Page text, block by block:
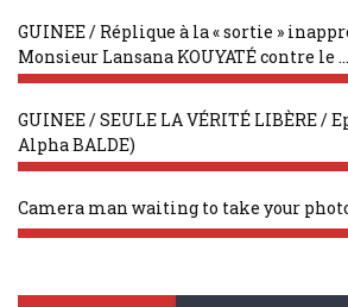
GUINEE / Réplique à la « sortie »
Monsieur Lansana KOUYATÉ contre le ...
GUINEE / SEULE LA VÉRITÉ LIBÈRE /
Alpha BALDE)
Camera man waiting to take your